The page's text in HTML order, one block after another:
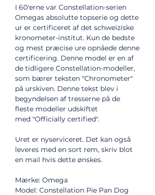
I 60'erne var Constellation-serien
Omegas absolutte topserie og dette
ur er certificeret af det schweiziske
kronometer-institut. Kun de bedste
og mest præcise ure opnåede denne
certificering. Denne model er en af
de tidligere Constellation-modeller,
som bærer teksten "Chronometer"
på urskiven. Denne tekst blev i
begyndelsen af tresserne på de
fleste modeller udskiftet
med "Officially certified".
Uret er nyserviceret. Det kan også
leveres med en sort rem, skriv blot
en mail hvis dette ønskes.
Mærke: Omega
Model: Constellation Pie Pan Dog